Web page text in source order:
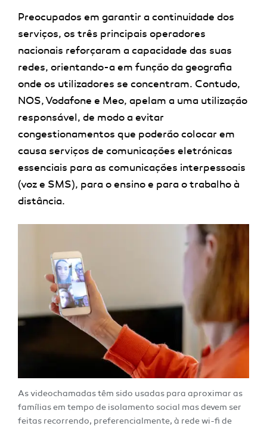
Preocupados em garantir a continuidade dos
serviços, os três principais operadores
nacionais reforçaram a capacidade das suas
redes, orientando-a em função da geografia
onde os utilizadores se concentram. Contudo,
NOS, Vodafone e Meo, apelam a uma utilização
responsável, de modo a evitar
congestionamentos que poderão colocar em
causa serviços de comunicações eletrónicas
essenciais para as comunicações interpessoais
(voz e SMS), para o ensino e para o trabalho à
distância.
As videochamadas têm sido usadas para aproximar as
famílias em tempo de isolamento social mas devem ser
feitas recorrendo, preferencialmente, à rede wi-fi de